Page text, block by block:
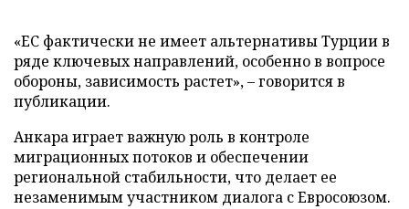
«ЕС фактически не имеет альтернативы Турции в
ряде ключевых направлений, особенно в вопросе
обороны, зависимость растет», – говорится в
публикации.
Анкара играет важную роль в контроле
миграционных потоков и обеспечении
региональной стабильности, что делает ее
незаменимым участником диалога с Евросоюзом.